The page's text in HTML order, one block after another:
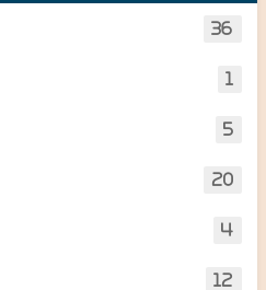
36
5
20
4
12